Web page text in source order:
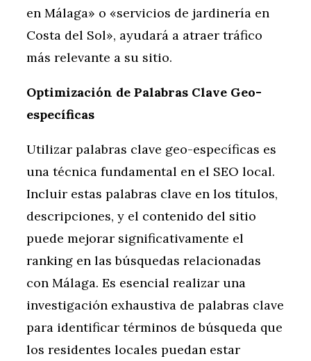
en Málaga» o «servicios de jardinería en
Costa del Sol», ayudará a atraer tráfico
más relevante a su sitio.
Optimización de Palabras Clave Geo-
específicas
Utilizar palabras clave geo-específicas es
una técnica fundamental en el SEO local.
Incluir estas palabras clave en los títulos,
descripciones, y el contenido del sitio
puede mejorar significativamente el
ranking en las búsquedas relacionadas
con Málaga. Es esencial realizar una
investigación exhaustiva de palabras clave
para identificar términos de búsqueda que
los residentes locales puedan estar